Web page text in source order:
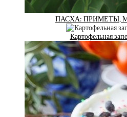
ПАСХА: ПРИМЕТЫ,
Картофельная